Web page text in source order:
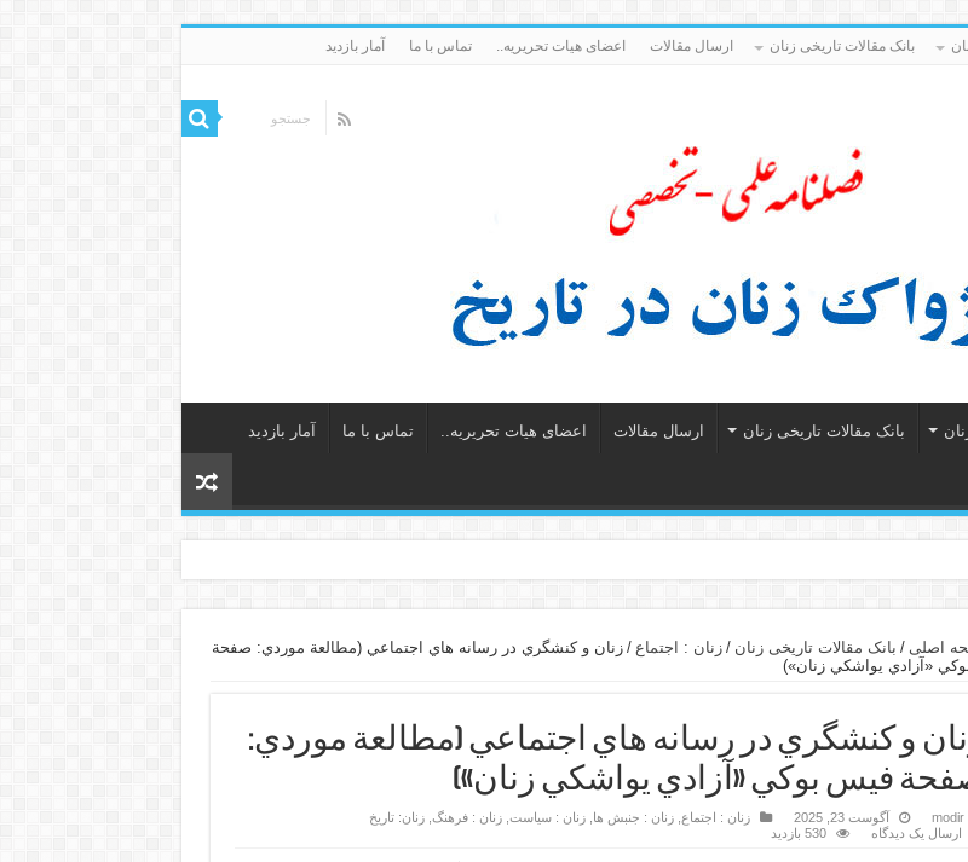
بانک مقالات تاریخی زنان ارسال مقالات اعضای هیات تحریریه.. تماس با ما آمار بازدید
بانک مقالات تاریخی زنان ارسال مقالات اعضای هیات تحریریه.. تماس با ما آمار بازدید
اصلی / بانک مقالات تاریخی زنان / زنان : اجتماع / زنان و كنشگري در رسانه هاي اجتماعي (مطالعة موردي: صفحة
«آزادي يواشكي زنان»)
و كنشگري در رسانه هاي اجتماعي (مطالعة موردي:
فيس بوكي «آزادي يواشكي زنان»)
modir آگوست 23, 2025 زنان : اجتماع ,زنان : جنبش ها ,زنان : سیاست ,زنان : فرهنگ ,زنان: تاریخ
ارسال یک دیدگاه
530 بازدید